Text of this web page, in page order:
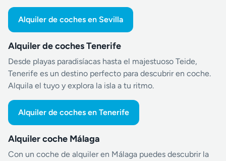
Alquiler de coches en Sevilla
Alquiler de coches Tenerife
Desde playas paradisíacas hasta el majestuoso Teide,
Tenerife es un destino perfecto para descubrir en coche.
Alquila el tuyo y explora la isla a tu ritmo.
Alquiler de coches en Tenerife
Alquiler coche Málaga
Con un coche de alquiler en Málaga puedes descubrir la